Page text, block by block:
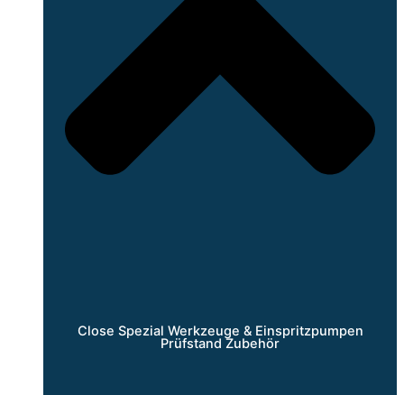
Close Spezial Werkzeuge & Einspritzpumpen
Prüfstand Zubehör